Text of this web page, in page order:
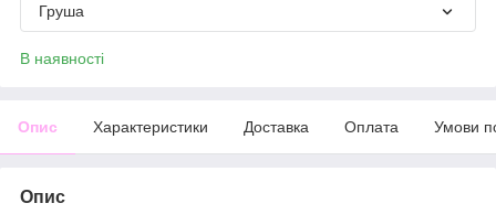
Груша
В наявності
Опис Характеристики Доставка Оплата Умови
Опис